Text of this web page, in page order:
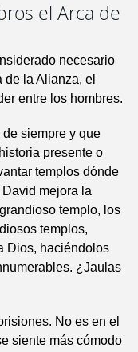
el Arca de
necesario
la Alianza, el
entre los hombres.
siempre y que
presente o
templos dónde
mejora la
templo, los
templos,
Dios, haciéndolos
¿Jaulas
No es en el
siente más cómodo